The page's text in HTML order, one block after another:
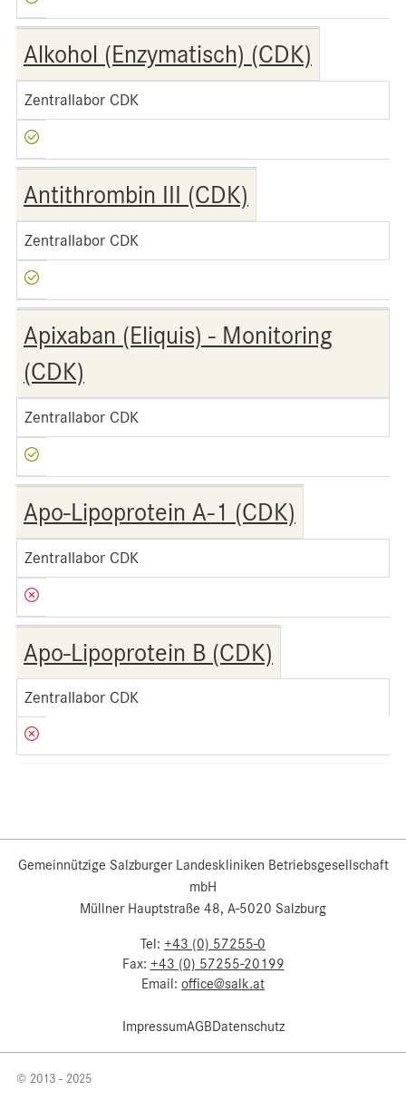
Alkohol (Enzymatisch) (CDK)
Zentrallabor CDK
Antithrombin III (CDK)
Zentrallabor CDK
Apixaban (Eliquis) - Monitoring
(CDK)
Zentrallabor CDK
Apo-Lipoprotein A-1 (CDK)
Zentrallabor CDK
Apo-Lipoprotein B (CDK)
Zentrallabor CDK
Gemeinnützige Salzburger Landeskliniken Betriebsgesellschaft
mbH
Müllner Hauptstraße 48, A-5020 Salzburg
Tel: +43 (0) 57255-0
Fax: +43 (0) 57255-20199
Email: office@salk.at
ImpressumAGBDatenschutz
© 2013 - 2025